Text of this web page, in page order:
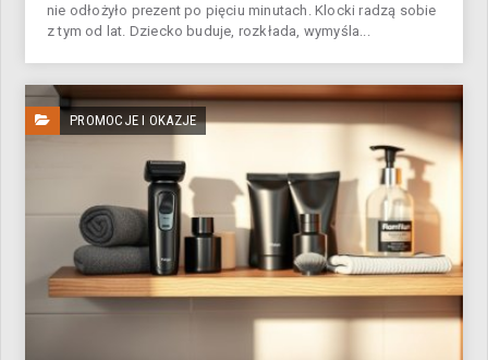
nie odłożyło prezent po pięciu minutach. Klocki radzą sobie
z tym od lat. Dziecko buduje, rozkłada, wymyśla...
PROMOCJE I OKAZJE